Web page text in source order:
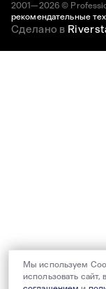
2001—2026 ©
рекомендательные
Сделано в
Мы используем
использовать